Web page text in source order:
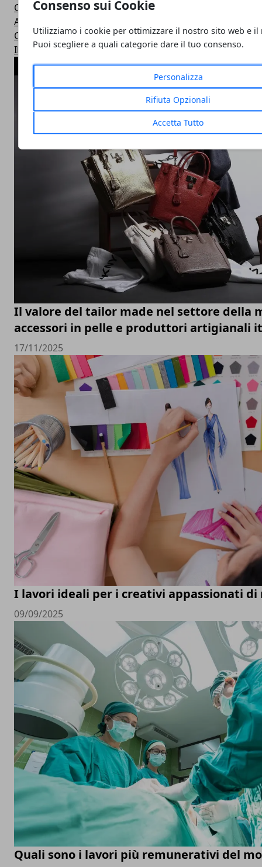
Consenso sui Cookie
Utilizziamo i cookie per ottimizzare il nostro sito web e il
Puoi scegliere a quali categorie dare il tuo consenso.
Personalizza
Rifiuta Opzionali
Accetta Tutto
Concorsi
Aziende in vetrina
Casse di previdenza
Il parere degli esperti
ARTICOLI POPOLARI
Il valore del tailor made nel settore della
accessori in pelle e produttori artigianali
17/11/2025
I lavori ideali per i creativi appassionati di
09/09/2025
Quali sono i lavori più remunerativi del